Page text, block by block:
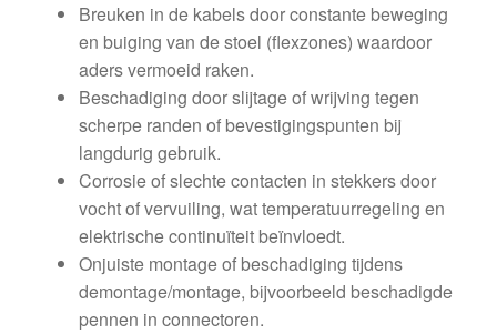
Breuken in de kabels door constante beweging
en buiging van de stoel (flexzones) waardoor
aders vermoeid raken.
Beschadiging door slijtage of wrijving tegen
scherpe randen of bevestigingspunten bij
langdurig gebruik.
Corrosie of slechte contacten in stekkers door
vocht of vervuiling, wat temperatuurregeling en
elektrische continuïteit beïnvloedt.
Onjuiste montage of beschadiging tijdens
demontage/montage, bijvoorbeeld beschadigde
pennen in connectoren.